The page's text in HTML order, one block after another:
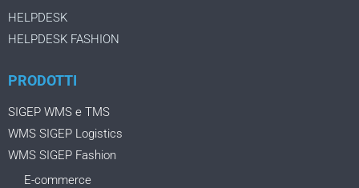
HELPDESK
HELPDESK FASHION
PRODOTTI
SIGEP WMS e TMS
WMS SIGEP Logistics
WMS SIGEP Fashion
E-commerce